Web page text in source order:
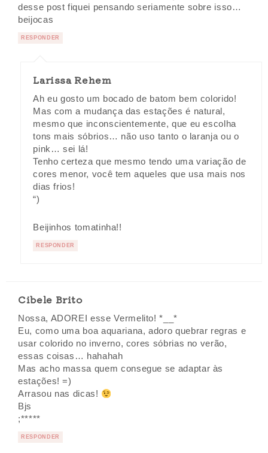
desse post fiquei pensando seriamente sobre isso…
beijocas
RESPONDER
Larissa Rehem
Ah eu gosto um bocado de batom bem colorido!
Mas com a mudança das estações é natural,
mesmo que inconscientemente, que eu escolha
tons mais sóbrios… não uso tanto o laranja ou o
pink… sei lá!
Tenho certeza que mesmo tendo uma variação de
cores menor, você tem aqueles que usa mais nos
dias frios!
“)
Beijinhos tomatinha!!
RESPONDER
Cibele Brito
Nossa, ADOREI esse Vermelito! *__*
Eu, como uma boa aquariana, adoro quebrar regras e
usar colorido no inverno, cores sóbrias no verão,
essas coisas… hahahah
Mas acho massa quem consegue se adaptar às
estações! =)
Arrasou nas dicas!
Bjs
;*****
RESPONDER